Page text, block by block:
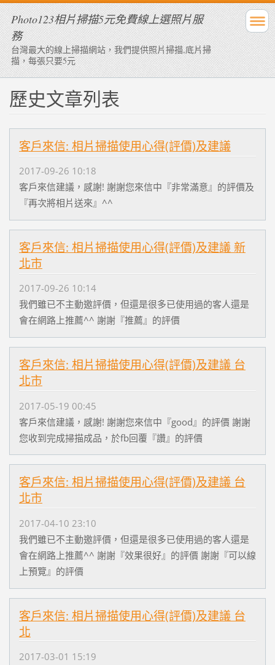
Photo123相片掃描5元免費線上選照片服
務
台灣最大的線上掃描網站，我們提供照片掃描,底片掃
描，每張只要5元
歷史文章列表
客戶來信: 相片掃描使用心得(評價)及建議
2017-09-26 10:18
客戶來信建議，感謝! 謝謝您來信中『非常滿意』的評價及
『再次將相片送來』^^
客戶來信: 相片掃描使用心得(評價)及建議 新
北市
2017-09-26 10:14
我們雖已不主動邀評價，但還是很多已使用過的客人還是
會在網路上推薦^^ 謝謝『推薦』的評價
客戶來信: 相片掃描使用心得(評價)及建議 台
北市
2017-05-19 00:45
客戶來信建議，感謝! 謝謝您來信中『good』的評價 謝謝
您收到完成掃描成品，於fb回覆『讚』的評價
客戶來信: 相片掃描使用心得(評價)及建議 台
北市
2017-04-10 23:10
我們雖已不主動邀評價，但還是很多已使用過的客人還是
會在網路上推薦^^ 謝謝『效果很好』的評價 謝謝『可以線
上預覽』的評價
客戶來信: 相片掃描使用心得(評價)及建議 台
北
2017-03-01 15:19